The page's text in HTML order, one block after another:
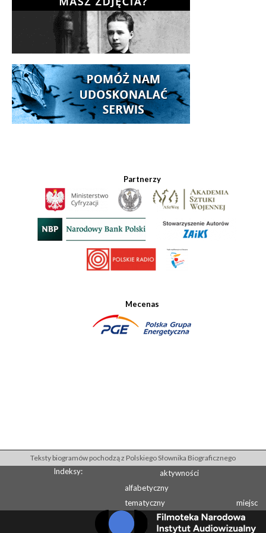
Partnerzy
Mecenas
Teksty biogramów pochodzą z Polskiego Słownika Biograficznego
Indeksy:
aktywności
alfabetyczny
tematyczny
miejsc